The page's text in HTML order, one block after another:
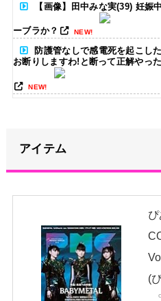
【画像】田中みな実(39) 妊娠
ーブラか？ NEW!
防護管なしで感電死を起こし
お断りしますわ!と断って正解やっ
NEW!
らんよな？よな？w w w w w w w
JAPAN EDITION)」着弾
【櫻坂46】村山美羽、まさか
【画像】ウクライナから日本
アイテム
(